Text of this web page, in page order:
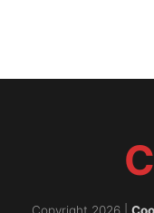
C
Copyright 2026 |